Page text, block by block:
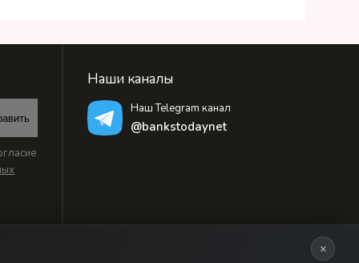
Наши каналы
Наш Telegram канал
@bankstodaynet
×